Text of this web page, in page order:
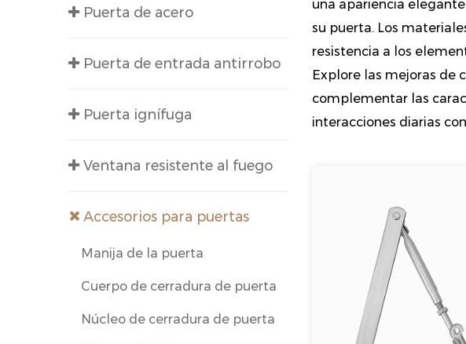
Puerta de acero
Puerta de entrada antirrobo
Puerta ignífuga
Ventana resistente al fuego
Accesorios para puertas
Manija de la puerta
Cuerpo de cerradura de puerta
Núcleo de cerradura de puerta
una apariencia
su puerta. Los
resistencia a los
Explore las mejoras de
complementar las
interacciones diarias